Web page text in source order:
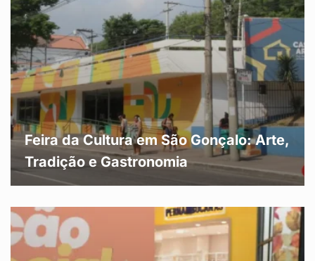
Feira da Cultura em São Gonçalo: Arte,
Tradição e Gastronomia